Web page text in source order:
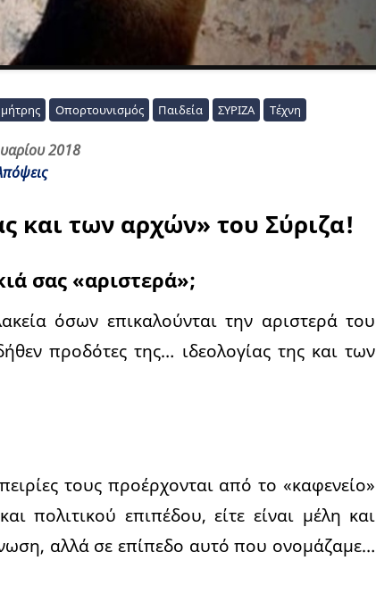
Οπορτουνισμός Παιδεία ΣΥΡΙΖΑ Τέχνη
2018
και των αρχών» του Σύριζα!
σας «αριστερά»;
όσων επικαλούνται την αριστερά του
προδότες της… ιδεολογίας της και των
τους προέρχονται από το «καφενείο»
πολιτικού επιπέδου, είτε είναι μέλη και
αλλά σε επίπεδο αυτό που ονομάζαμε…